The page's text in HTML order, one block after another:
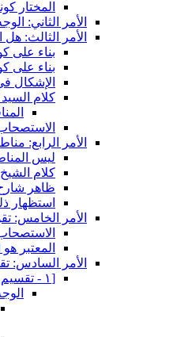
المختار
الأمر الثاني:
الأمر الثالث:
بناء على
بناء على
الإشكال
كلام
الأمر الرابع:
ليس
كلام
ظاهر
استظهار
الأمر الخامس:
المعتبر
الأمر السادس:
[١ - تقسيم الاستصحاب باعتبار المستصحب‏]